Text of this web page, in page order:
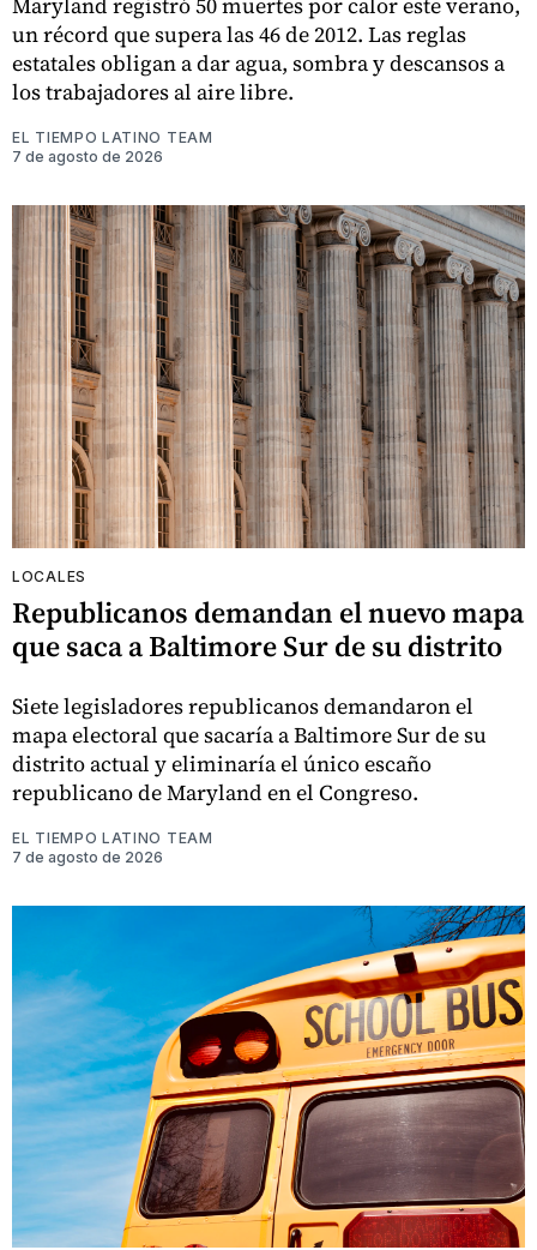
un récord que supera las 46 de 2012. Las reglas
estatales obligan a dar agua, sombra y descansos a
los trabajadores al aire libre.
EL TIEMPO LATINO TEAM
7 de agosto de 2026
LOCALES
Republicanos demandan el nuevo mapa
que saca a Baltimore Sur de su distrito
Siete legisladores republicanos demandaron el
mapa electoral que sacaría a Baltimore Sur de su
distrito actual y eliminaría el único escaño
republicano de Maryland en el Congreso.
EL TIEMPO LATINO TEAM
7 de agosto de 2026